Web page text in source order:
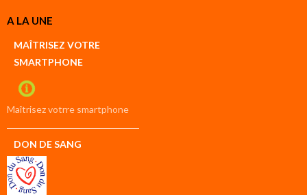
Créer
compte
compte
A LA UNE
MAÎTRISEZ VOTRE
SMARTPHONE
Maîtrisez votrre smartphone
DON DE SANG